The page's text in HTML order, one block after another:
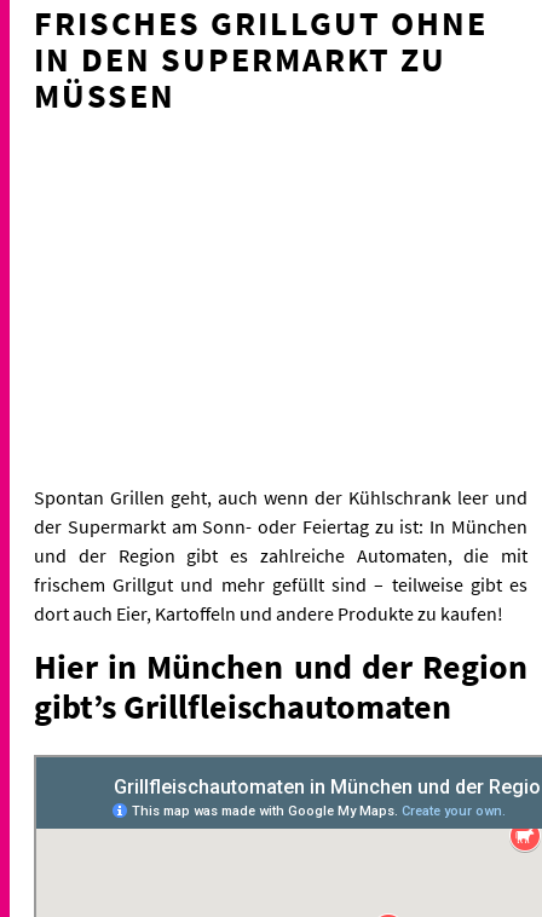
FRISCHES GRILLGUT OHNE
IN DEN SUPERMARKT ZU
MÜSSEN
Spontan Grillen geht, auch wenn der Kühlschrank leer und
der Supermarkt am Sonn- oder Feiertag zu ist: In München
und der Region gibt es zahlreiche Automaten, die mit
frischem Grillgut und mehr gefüllt sind – teilweise gibt es
dort auch Eier, Kartoffeln und andere Produkte zu kaufen!
Hier in München und der Region
gibt’s Grillfleischautomaten